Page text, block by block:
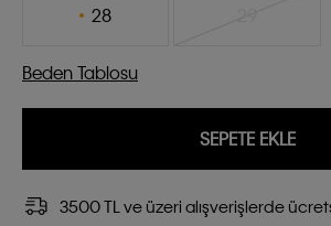
28
Beden Tablosu
SEPETE EKLE
3500 TL ve üzeri alışverişlerde